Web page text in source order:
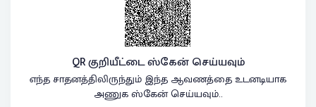
QR குறியீட்டை ஸ்கேன் செய்யவும்
எந்த சாதனத்திலிருந்தும் இந்த ஆவணத்தை உடனடியாக
அணுக ஸ்கேன் செய்யவும்..